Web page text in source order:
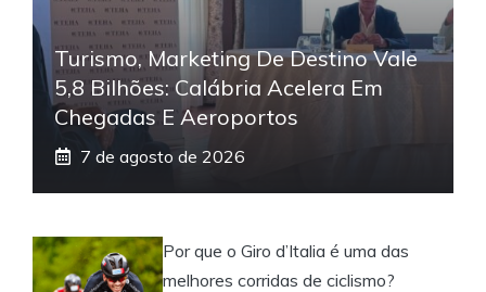
Turismo, Marketing De Destino Vale
5,8 Bilhões: Calábria Acelera Em
Chegadas E Aeroportos
7 de agosto de 2026
Por que o Giro d’Italia é uma das
melhores corridas de ciclismo?